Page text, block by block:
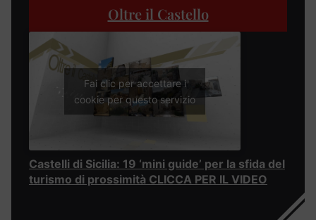
Oltre il Castello
Fai clic per accettare i
cookie per questo servizio
Castelli di Sicilia: 19 ‘mini guide’ per la sfida del
turismo di prossimità CLICCA PER IL VIDEO